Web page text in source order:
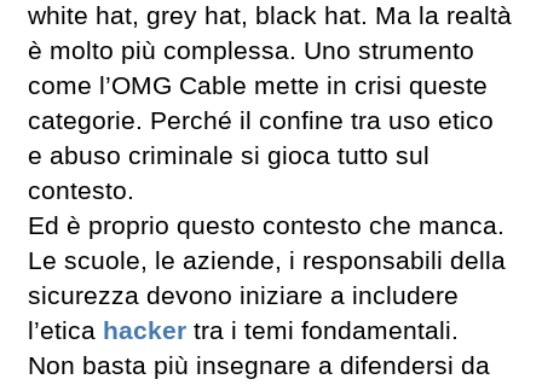
white hat, grey hat, black hat. Ma la realtà
è molto più complessa. Uno strumento
come l’OMG Cable mette in crisi queste
categorie. Perché il confine tra uso etico
e abuso criminale si gioca tutto sul
contesto.
Ed è proprio questo contesto che manca.
Le scuole, le aziende, i responsabili della
sicurezza devono iniziare a includere
l’etica hacker tra i temi fondamentali.
Non basta più insegnare a difendersi da